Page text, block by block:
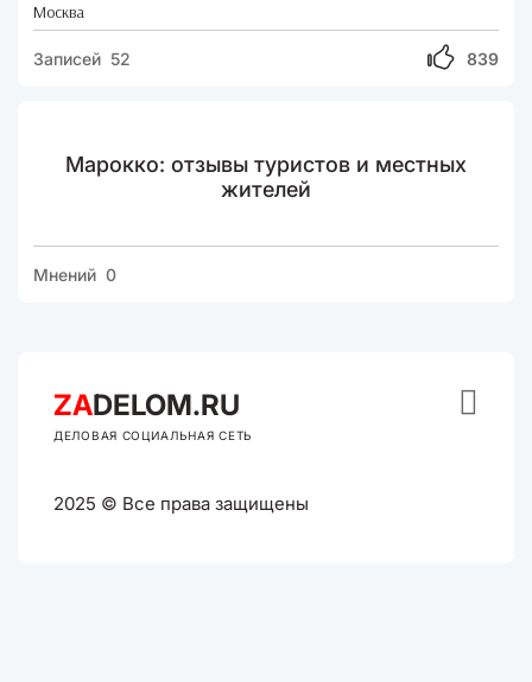
Москва
839
Записей 52
Марокко: отзывы туристов и местных
жителей
Мнений 0
ZADELOM.RU
ДЕЛОВАЯ СОЦИАЛЬНАЯ СЕТЬ
2025 © Все права защищены
